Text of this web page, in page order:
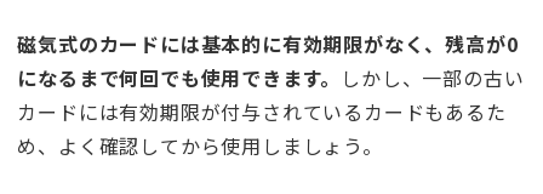
磁気式のカードには基本的に有効期限がなく、残高が0
になるまで何回でも使用できます。 しかし、一部の古い
カードには有効期限が付与されているカードもあるた
め、よく確認してから使用しましょう。